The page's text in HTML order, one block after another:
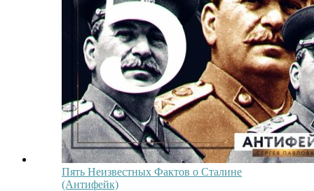
Пять Неизвестных Фактов о Сталине
(Антифейк)